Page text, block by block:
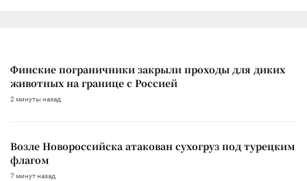
Финские пограничники закрыли проходы для диких
животных на границе с Россией
2 минуты назад
Возле Новороссийска атакован сухогруз под турецким
флагом
7 минут назад